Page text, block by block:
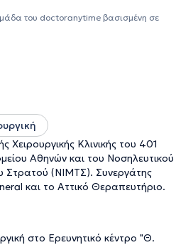
στις νεώτερες
στις ΗΠΑ και
General, Αττικόν Θεραπευτήριον
του doctoranytime βασισμένη σε
Χειρουργικής Κλινικής του 401
Αθηνών και του Νοσηλευτικού
Στρατού (ΝΙΜΤΣ). Συνεργάτης
και το Αττικό Θεραπευτήριο.
στο Ερευνητικό κέντρο "Θ.